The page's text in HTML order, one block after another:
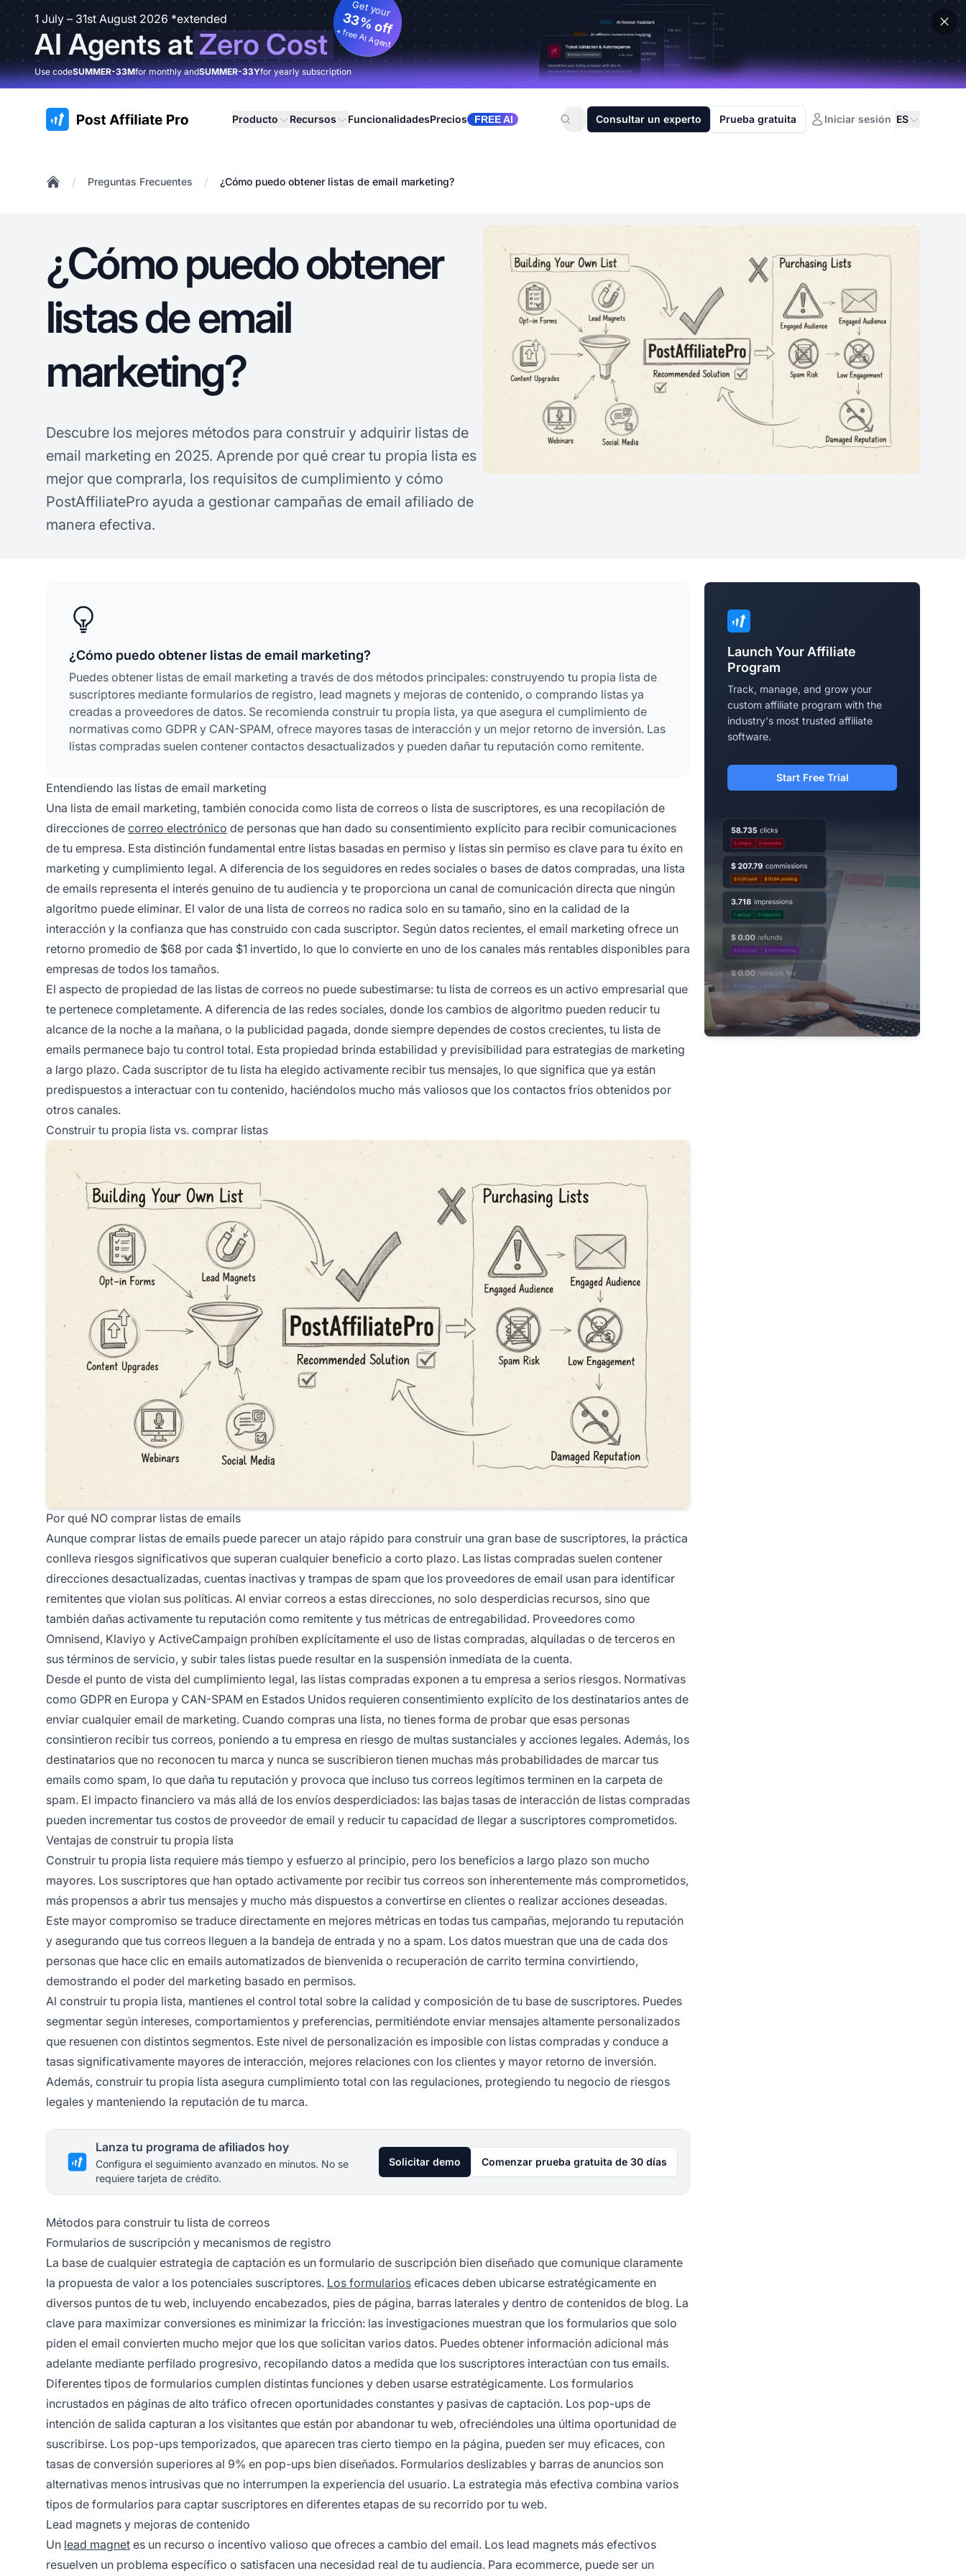
1 July – 31st August 2026 *extended
AI Agents atZero Cost
Get your
33% off
+ free AI Agent
Use codeSUMMER-33Mfor monthly andSUMMER-33Yfor yearly subscription
:site.title Producto Recursos FuncionalidadesPrecios FREE AI Consultar un experto Prueba gratuita Iniciar sesión ES
/ Preguntas Frecuentes / ¿Cómo puedo obtener listas de email marketing?
¿Cómo puedo obtener
listas de email
marketing?
Descubre los mejores métodos para construir y adquirir listas de
email marketing en 2025. Aprende por qué crear tu propia lista es
mejor que comprarla, los requisitos de cumplimiento y cómo
PostAffiliatePro ayuda a gestionar campañas de email afiliado de
manera efectiva.
¿Cómo puedo obtener listas de email marketing?
Puedes obtener listas de email marketing a través de dos métodos principales: construyendo tu propia lista de
suscriptores mediante formularios de registro, lead magnets y mejoras de contenido, o comprando listas ya
creadas a proveedores de datos. Se recomienda construir tu propia lista, ya que asegura el cumplimiento de
normativas como GDPR y CAN-SPAM, ofrece mayores tasas de interacción y un mejor retorno de inversión. Las
listas compradas suelen contener contactos desactualizados y pueden dañar tu reputación como remitente.
Entendiendo las listas de email marketing
Una lista de email marketing, también conocida como lista de correos o lista de suscriptores, es una recopilación de
direcciones de correo electrónico de personas que han dado su consentimiento explícito para recibir comunicaciones
de tu empresa. Esta distinción fundamental entre listas basadas en permiso y listas sin permiso es clave para tu éxito en
marketing y cumplimiento legal. A diferencia de los seguidores en redes sociales o bases de datos compradas, una lista
de emails representa el interés genuino de tu audiencia y te proporciona un canal de comunicación directa que ningún
algoritmo puede eliminar. El valor de una lista de correos no radica solo en su tamaño, sino en la calidad de la
interacción y la confianza que has construido con cada suscriptor. Según datos recientes, el email marketing ofrece un
retorno promedio de $68 por cada $1 invertido, lo que lo convierte en uno de los canales más rentables disponibles para
empresas de todos los tamaños.
El aspecto de propiedad de las listas de correos no puede subestimarse: tu lista de correos es un activo empresarial que
te pertenece completamente. A diferencia de las redes sociales, donde los cambios de algoritmo pueden reducir tu
alcance de la noche a la mañana, o la publicidad pagada, donde siempre dependes de costos crecientes, tu lista de
emails permanece bajo tu control total. Esta propiedad brinda estabilidad y previsibilidad para estrategias de marketing
a largo plazo. Cada suscriptor de tu lista ha elegido activamente recibir tus mensajes, lo que significa que ya están
predispuestos a interactuar con tu contenido, haciéndolos mucho más valiosos que los contactos fríos obtenidos por
otros canales.
Construir tu propia lista vs. comprar listas
Por qué NO comprar listas de emails
Aunque comprar listas de emails puede parecer un atajo rápido para construir una gran base de suscriptores, la práctica
conlleva riesgos significativos que superan cualquier beneficio a corto plazo. Las listas compradas suelen contener
direcciones desactualizadas, cuentas inactivas y trampas de spam que los proveedores de email usan para identificar
remitentes que violan sus políticas. Al enviar correos a estas direcciones, no solo desperdicias recursos, sino que
también dañas activamente tu reputación como remitente y tus métricas de entregabilidad. Proveedores como
Omnisend, Klaviyo y ActiveCampaign prohíben explícitamente el uso de listas compradas, alquiladas o de terceros en
sus términos de servicio, y subir tales listas puede resultar en la suspensión inmediata de la cuenta.
Desde el punto de vista del cumplimiento legal, las listas compradas exponen a tu empresa a serios riesgos. Normativas
como GDPR en Europa y CAN-SPAM en Estados Unidos requieren consentimiento explícito de los destinatarios antes de
enviar cualquier email de marketing. Cuando compras una lista, no tienes forma de probar que esas personas
consintieron recibir tus correos, poniendo a tu empresa en riesgo de multas sustanciales y acciones legales. Además, los
destinatarios que no reconocen tu marca y nunca se suscribieron tienen muchas más probabilidades de marcar tus
emails como spam, lo que daña tu reputación y provoca que incluso tus correos legítimos terminen en la carpeta de
spam. El impacto financiero va más allá de los envíos desperdiciados: las bajas tasas de interacción de listas compradas
pueden incrementar tus costos de proveedor de email y reducir tu capacidad de llegar a suscriptores comprometidos.
Ventajas de construir tu propia lista
Construir tu propia lista requiere más tiempo y esfuerzo al principio, pero los beneficios a largo plazo son mucho
mayores. Los suscriptores que han optado activamente por recibir tus correos son inherentemente más comprometidos,
más propensos a abrir tus mensajes y mucho más dispuestos a convertirse en clientes o realizar acciones deseadas.
Este mayor compromiso se traduce directamente en mejores métricas en todas tus campañas, mejorando tu reputación
y asegurando que tus correos lleguen a la bandeja de entrada y no a spam. Los datos muestran que una de cada dos
personas que hace clic en emails automatizados de bienvenida o recuperación de carrito termina convirtiendo,
demostrando el poder del marketing basado en permisos.
Al construir tu propia lista, mantienes el control total sobre la calidad y composición de tu base de suscriptores. Puedes
segmentar según intereses, comportamientos y preferencias, permitiéndote enviar mensajes altamente personalizados
que resuenen con distintos segmentos. Este nivel de personalización es imposible con listas compradas y conduce a
tasas significativamente mayores de interacción, mejores relaciones con los clientes y mayor retorno de inversión.
Además, construir tu propia lista asegura cumplimiento total con las regulaciones, protegiendo tu negocio de riesgos
legales y manteniendo la reputación de tu marca.
Lanza tu programa de afiliados hoy
Configura el seguimiento avanzado en minutos. No se
requiere tarjeta de crédito.
Solicitar demo Comenzar prueba gratuita de 30 días
Métodos para construir tu lista de correos
Formularios de suscripción y mecanismos de registro
La base de cualquier estrategia de captación es un formulario de suscripción bien diseñado que comunique claramente
la propuesta de valor a los potenciales suscriptores. Los formularios eficaces deben ubicarse estratégicamente en
diversos puntos de tu web, incluyendo encabezados, pies de página, barras laterales y dentro de contenidos de blog. La
clave para maximizar conversiones es minimizar la fricción: las investigaciones muestran que los formularios que solo
piden el email convierten mucho mejor que los que solicitan varios datos. Puedes obtener información adicional más
adelante mediante perfilado progresivo, recopilando datos a medida que los suscriptores interactúan con tus emails.
Diferentes tipos de formularios cumplen distintas funciones y deben usarse estratégicamente. Los formularios
incrustados en páginas de alto tráfico ofrecen oportunidades constantes y pasivas de captación. Los pop-ups de
intención de salida capturan a los visitantes que están por abandonar tu web, ofreciéndoles una última oportunidad de
suscribirse. Los pop-ups temporizados, que aparecen tras cierto tiempo en la página, pueden ser muy eficaces, con
tasas de conversión superiores al 9% en pop-ups bien diseñados. Formularios deslizables y barras de anuncios son
alternativas menos intrusivas que no interrumpen la experiencia del usuario. La estrategia más efectiva combina varios
tipos de formularios para captar suscriptores en diferentes etapas de su recorrido por tu web.
Lead magnets y mejoras de contenido
Un lead magnet es un recurso o incentivo valioso que ofreces a cambio del email. Los lead magnets más efectivos
resuelven un problema específico o satisfacen una necesidad real de tu audiencia. Para ecommerce, puede ser un
Launch Your Affiliate
Program
Track, manage, and grow your
custom affiliate program with the
industry's most trusted affiliate
software.
Start Free Trial